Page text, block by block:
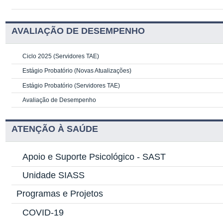
AVALIAÇÃO DE DESEMPENHO
Ciclo 2025 (Servidores TAE)
Estágio Probatório (Novas Atualizações)
Estágio Probatório (Servidores TAE)
Avaliação de Desempenho
ATENÇÃO À SAÚDE
Apoio e Suporte Psicológico - SAST
Unidade SIASS
Programas e Projetos
COVID-19